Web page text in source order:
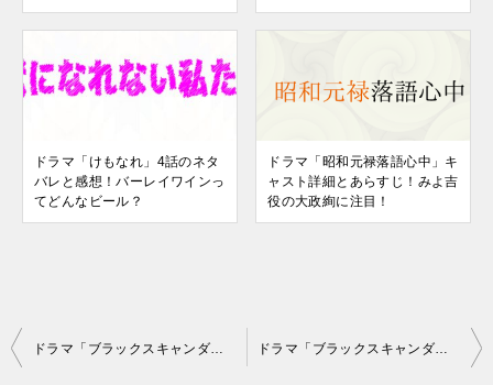
ドラマ「けもなれ」4話のネタ
バレと感想！バーレイワインっ
てどんなビール？
ドラマ「昭和元禄落語心中」キ
ャスト詳細とあらすじ！みよ吉
役の大政絢に注目！
投